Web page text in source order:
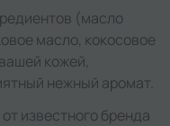
(масло
масло, кокосовое
кожей,
нежный аромат.
известного бренда